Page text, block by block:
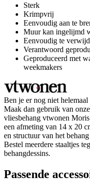
Sterk
Krimpvrij
Eenvoudig aan te
Muur kan ingelijmd
Eenvoudig te
Verantwoord
Geproduceerd met
weekmakers
Ben je er nog niet
Maak dan gebruik van
vliesbehang vtwonen
een afmeting van 14 x 20
en structuur van het
Bestel meerdere staaltjes
behangdessins.
Passende